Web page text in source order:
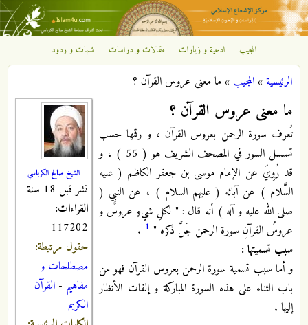
تجاوز إلى المحتوى الرئيسي
مركز
الإشعاع
الإسلامي
المجيب ادعية و زيارات مقالات و دراسات شبهات و ردود
أنت هنا
الرئيسية»المجيب »ما معنى عروس القرآن ؟
الشيخ صالح الكرباسي
نشر قبل 18 سنة
القراءات:
117202
حقول مرتبطة:
مصطلحات و
مفاهيم - القرآن
الكريم
ما معنى عروس القرآن ؟
تُعرف سورة الرحمن بعروس القرآن ، و رقمها حسب
تسلسل السور في المصحف الشريف هو ( 55 ) ، و
قد رُوِيَ عن الإمام موسى بن جعفر الكاظم ( عليه
السَّلام ) عن آبائه ( عليهم السلام ) ، عن النبي (
صلى الله عليه و آله ) أنه قال : " لكلِ شيءٍ عروسٌ و
عروسُ القرآنِ سورة الرحمن جَلَّ ذكره " 1
.
سبب تسميتها :
و أما سبب تسمية سورة الرحمن بعروس القرآن فهو من
باب الثناء على هذه السورة المباركة و إلفات الأنظار
إليها .